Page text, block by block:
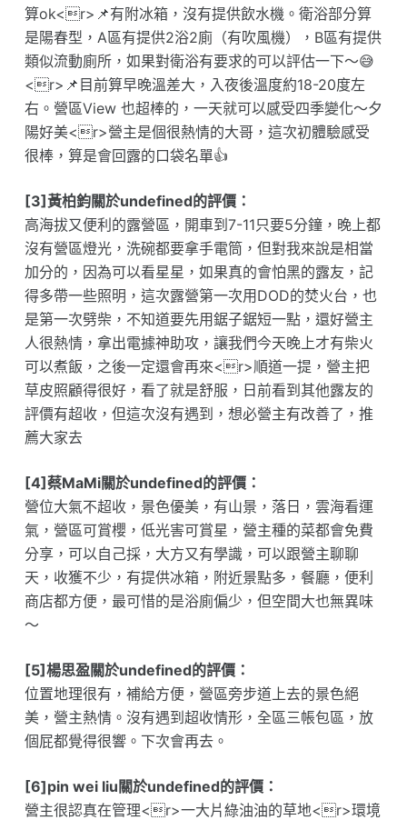
算ok<r>📌有附冰箱，沒有提供飲水機。衛浴部分算
是陽春型，A區有提供2浴2廁（有吹風機），B區有提供
類似流動廁所，如果對衛浴有要求的可以評估一下～😅
<r>📌目前算早晚溫差大，入夜後溫度約18-20度左
右。營區View 也超棒的，一天就可以感受四季變化～夕
陽好美<r>營主是個很熱情的大哥，這次初體驗感受
很棒，算是會回露的口袋名單👍
[3]黃柏鈞關於undefined的評價：
高海拔又便利的露營區，開車到7-11只要5分鐘，晚上都
沒有營區燈光，洗碗都要拿手電筒，但對我來說是相當
加分的，因為可以看星星，如果真的會怕黑的露友，記
得多帶一些照明，這次露營第一次用DOD的焚火台，也
是第一次劈柴，不知道要先用鋸子鋸短一點，還好營主
人很熱情，拿出電據神助攻，讓我們今天晚上才有柴火
可以煮飯，之後一定還會再來<r>順道一提，營主把
草皮照顧得很好，看了就是舒服，日前看到其他露友的
評價有超收，但這次沒有遇到，想必營主有改善了，推
薦大家去
[4]蔡MaMi關於undefined的評價：
營位大氣不超收，景色優美，有山景，落日，雲海看運
氣，營區可賞櫻，低光害可賞星，營主種的菜都會免費
分享，可以自己採，大方又有學識，可以跟營主聊聊
天，收獲不少，有提供冰箱，附近景點多，餐廳，便利
商店都方便，最可惜的是浴廁偏少，但空間大也無異味
～
[5]楊思盈關於undefined的評價：
位置地理很有，補給方便，營區旁步道上去的景色絕
美，營主熱情。沒有遇到超收情形，全區三帳包區，放
個屁都覺得很響。下次會再去。
[6]pin wei liu關於undefined的評價：
營主很認真在管理<r>一大片綠油油的草地<r>環境